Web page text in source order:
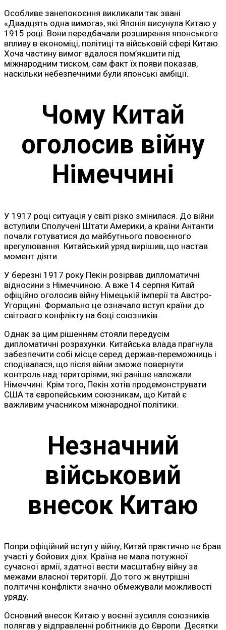
Особливе занепокоєння викликали так звані
«Двадцять одна вимога», які Японія висунула Китаю у
1915 році. Вони передбачали розширення японського
впливу в економіці, політиці та військовій сфері Китаю.
Хоча частину вимог вдалося пом’якшити під
міжнародним тиском, сам факт їх появи показав,
наскільки небезпечними були японські амбіції.
Чому Китай
оголосив війну
Німеччині
У 1917 році ситуація у світі різко змінилася. До війни
вступили Сполучені Штати Америки, а країни Антанти
почали готуватися до майбутнього повоєнного
врегулювання. Китайський уряд вирішив, що настав
момент діяти.
У березні 1917 року Пекін розірвав дипломатичні
відносини з Німеччиною. А вже 14 серпня Китай
офіційно оголосив війну Німецькій імперії та Австро-
Угорщині. Формально це означало вступ країни до
світового конфлікту на боці союзників.
Однак за цим рішенням стояли передусім
дипломатичні розрахунки. Китайська влада прагнула
забезпечити собі місце серед держав-переможниць і
сподівалася, що після війни зможе повернути
контроль над територіями, які раніше належали
Німеччині. Крім того, Пекін хотів продемонструвати
США та європейським союзникам, що Китай є
важливим учасником міжнародної політики.
Незначний
військовий
внесок Китаю
Попри офіційний вступ у війну, Китай практично не брав
участі у бойових діях. Країна не мала потужної
сучасної армії, здатної вести масштабну війну за
межами власної території. До того ж внутрішні
політичні конфлікти значно обмежували можливості
уряду.
Основний внесок Китаю у воєнні зусилля союзників
полягав у відправленні робітників до Європи. Десятки